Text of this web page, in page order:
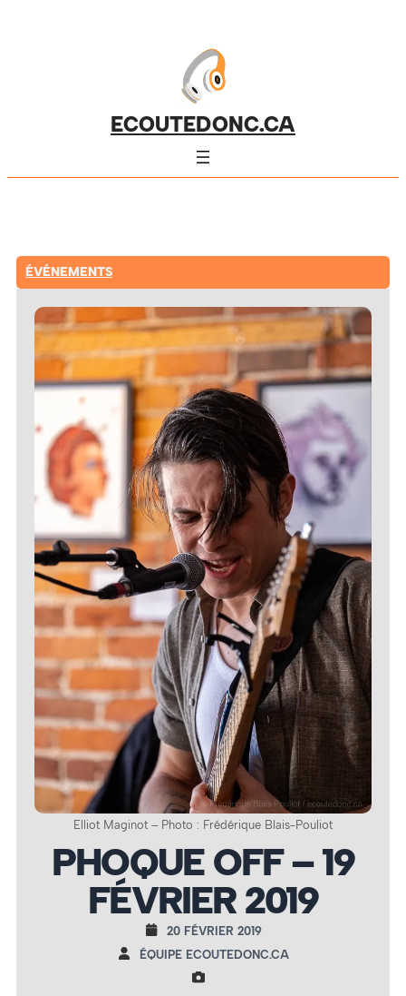
ECOUTEDONC.CA
ÉVÉNEMENTS
Elliot Maginot – Photo : Frédérique Blais-Pouliot
PHOQUE OFF – 19
FÉVRIER 2019
20 FÉVRIER 2019
ÉQUIPE ECOUTEDONC.CA